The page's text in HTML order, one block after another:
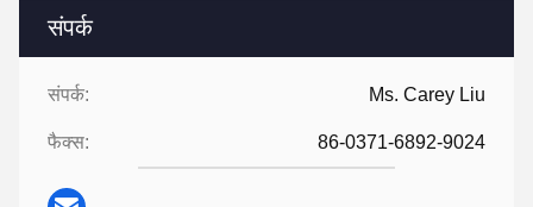
संपर्क
संपर्क: Ms. Carey Liu
फैक्स: 86-0371-6892-9024